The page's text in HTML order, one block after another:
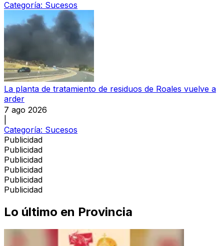
Categoría: Sucesos
La planta de tratamiento de residuos de Roales vuelve a
arder
7 ago 2026
Categoría: Sucesos
Publicidad
Publicidad
Publicidad
Publicidad
Publicidad
Publicidad
Lo último en Provincia